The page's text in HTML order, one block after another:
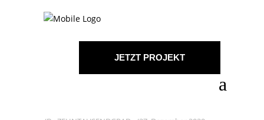
JETZT PROJEKT